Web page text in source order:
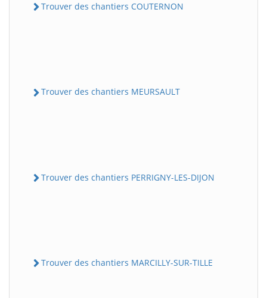
Trouver des chantiers COUTERNON
Trouver des chantiers MEURSAULT
Trouver des chantiers PERRIGNY-LES-DIJON
Trouver des chantiers MARCILLY-SUR-TILLE